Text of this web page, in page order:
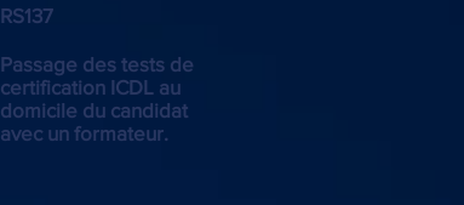
RS137
Passage des tests de
certification ICDL au
domicile du candidat
avec un formateur.